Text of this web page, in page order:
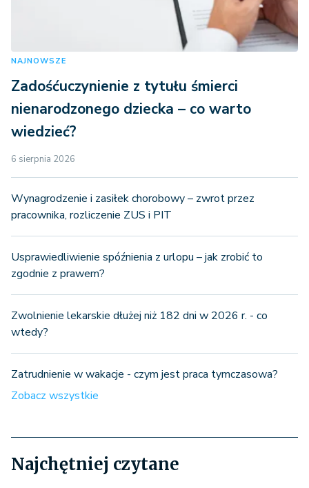
NAJNOWSZE
Zadośćuczynienie z tytułu śmierci
nienarodzonego dziecka – co warto
wiedzieć?
6 sierpnia 2026
Wynagrodzenie i zasiłek chorobowy – zwrot przez
pracownika, rozliczenie ZUS i PIT
Usprawiedliwienie spóźnienia z urlopu – jak zrobić to
zgodnie z prawem?
Zwolnienie lekarskie dłużej niż 182 dni w 2026 r. - co
wtedy?
Zatrudnienie w wakacje - czym jest praca tymczasowa?
Zobacz wszystkie
Najchętniej czytane